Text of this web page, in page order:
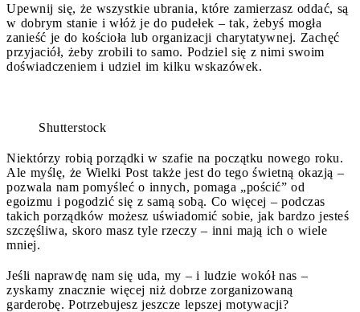
Upewnij się, że wszystkie ubrania, które zamierzasz oddać, są
w dobrym stanie i włóż je do pudełek – tak, żebyś mogła
zanieść je do kościoła lub organizacji charytatywnej. Zachęć
przyjaciół, żeby zrobili to samo. Podziel się z nimi swoim
doświadczeniem i udziel im kilku wskazówek.
Shutterstock
Niektórzy robią porządki w szafie na początku nowego roku.
Ale myślę, że Wielki Post także jest do tego świetną okazją –
pozwala nam pomyśleć o innych, pomaga „pościć” od
egoizmu i pogodzić się z samą sobą. Co więcej – podczas
takich porządków możesz uświadomić sobie, jak bardzo jesteś
szczęśliwa, skoro masz tyle rzeczy – inni mają ich o wiele
mniej.
Jeśli naprawdę nam się uda, my – i ludzie wokół nas –
zyskamy znacznie więcej niż dobrze zorganizowaną
garderobę. Potrzebujesz jeszcze lepszej motywacji?